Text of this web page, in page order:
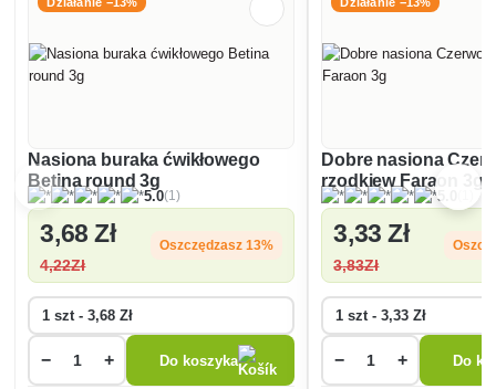
Nasiona buraka ćwikłowego
Betina round 3g
5.0(1)
3,68 Zł
4,22Zł
Oszczędzasz 13%
− + Do koszyka
Dobre nasiona
rzodkiew Faraon 3g
5.0
3,33 Zł
3,83Zł
− + Do